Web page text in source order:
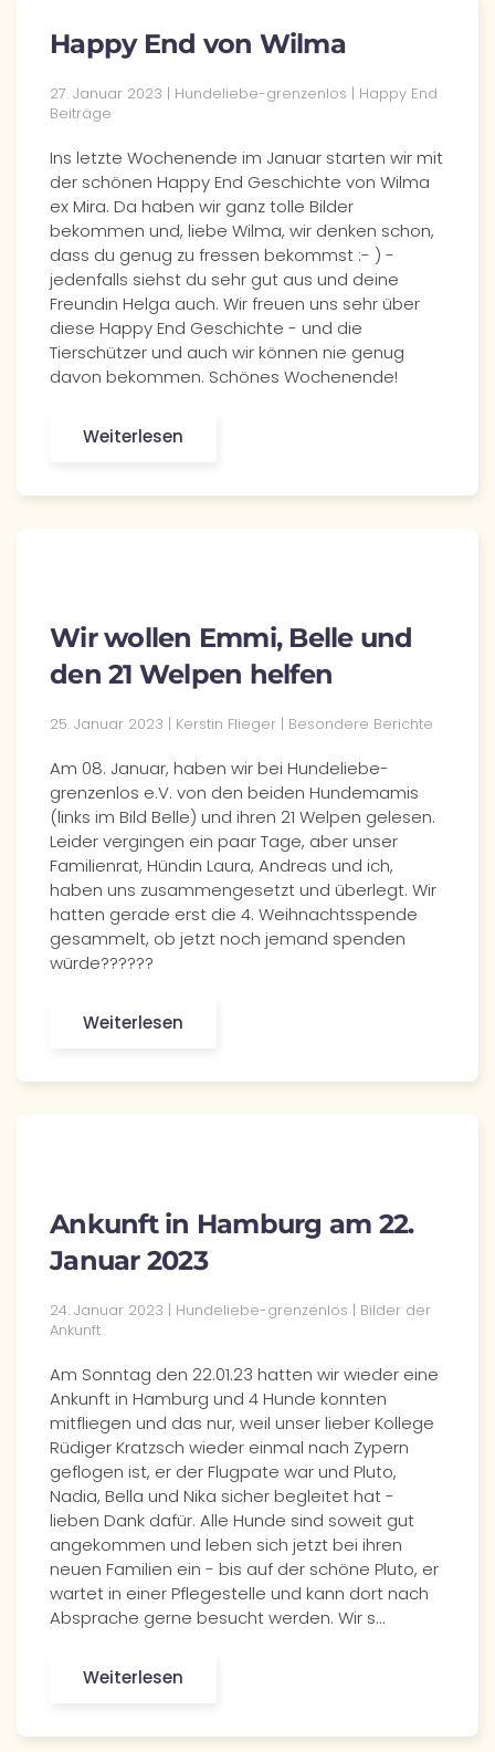
Happy End von Wilma
27. Januar 2023 | Hundeliebe-grenzenlos | Happy End
Beiträge
Ins letzte Wochenende im Januar starten wir mit
der schönen Happy End Geschichte von Wilma
ex Mira. Da haben wir ganz tolle Bilder
bekommen und, liebe Wilma, wir denken schon,
dass du genug zu fressen bekommst :- ) -
jedenfalls siehst du sehr gut aus und deine
Freundin Helga auch. Wir freuen uns sehr über
diese Happy End Geschichte - und die
Tierschützer und auch wir können nie genug
davon bekommen. Schönes Wochenende!
Weiterlesen
Wir wollen Emmi, Belle und
den 21 Welpen helfen
25. Januar 2023 | Kerstin Flieger | Besondere Berichte
Am 08. Januar, haben wir bei Hundeliebe-
grenzenlos e.V. von den beiden Hundemamis
(links im Bild Belle) und ihren 21 Welpen gelesen.
Leider vergingen ein paar Tage, aber unser
Familienrat, Hündin Laura, Andreas und ich,
haben uns zusammengesetzt und überlegt. Wir
hatten gerade erst die 4. Weihnachtsspende
gesammelt, ob jetzt noch jemand spenden
würde??????
Weiterlesen
Ankunft in Hamburg am 22.
Januar 2023
24. Januar 2023 | Hundeliebe-grenzenlos | Bilder der
Ankunft
Am Sonntag den 22.01.23 hatten wir wieder eine
Ankunft in Hamburg und 4 Hunde konnten
mitfliegen und das nur, weil unser lieber Kollege
Rüdiger Kratzsch wieder einmal nach Zypern
geflogen ist, er der Flugpate war und Pluto,
Nadia, Bella und Nika sicher begleitet hat -
lieben Dank dafür. Alle Hunde sind soweit gut
angekommen und leben sich jetzt bei ihren
neuen Familien ein - bis auf der schöne Pluto, er
wartet in einer Pflegestelle und kann dort nach
Absprache gerne besucht werden. Wir s…
Weiterlesen